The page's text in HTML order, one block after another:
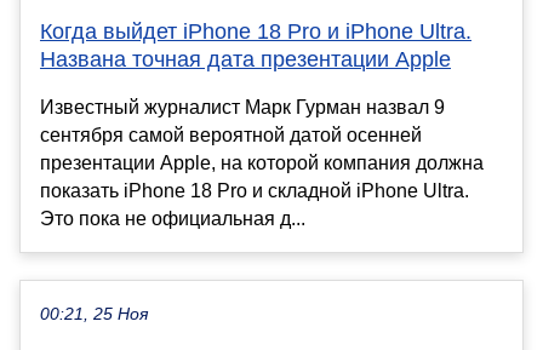
Когда выйдет iPhone 18 Pro и iPhone Ultra.
Названа точная дата презентации Apple
Известный журналист Марк Гурман назвал 9
сентября самой вероятной датой осенней
презентации Apple, на которой компания должна
показать iPhone 18 Pro и складной iPhone Ultra.
Это пока не официальная д...
00:21, 25 Ноя